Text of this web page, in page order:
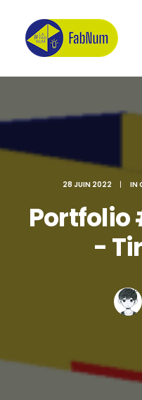
28 JUIN 2022 | IN
Portfolio
-